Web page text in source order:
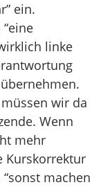
ein.
linke
wir da
Wenn
mehr
Kurskorrektur
machen